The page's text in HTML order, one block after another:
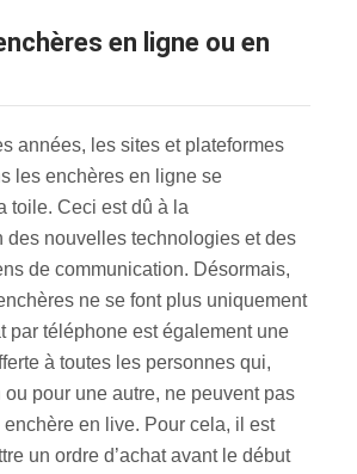
années, les sites et plateformes
les enchères en ligne se
toile. Ceci est dû à la
des nouvelles technologies et des
de communication. Désormais,
ne se font plus uniquement
par téléphone est également une
à toutes les personnes qui,
ou pour une autre, ne peuvent pas
en live. Pour cela, il est
un ordre d’achat avant le début